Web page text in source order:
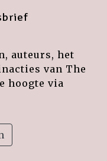
auteurs, het
van The
hoogte via